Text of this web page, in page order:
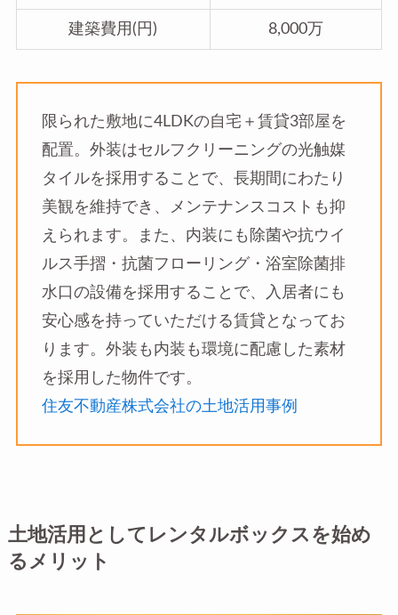
建築費用(円) 8,000万
限られた敷地に4LDKの自宅＋賃貸3部屋を
配置。外装はセルフクリーニングの光触媒
タイルを採用することで、長期間にわたり
美観を維持でき、メンテナンスコストも抑
えられます。また、内装にも除菌や抗ウイ
ルス手摺・抗菌フローリング・浴室除菌排
水口の設備を採用することで、入居者にも
安心感を持っていただける賃貸となってお
ります。外装も内装も環境に配慮した素材
を採用した物件です。
住友不動産株式会社の土地活用事例
土地活用としてレンタルボックスを始め
るメリット